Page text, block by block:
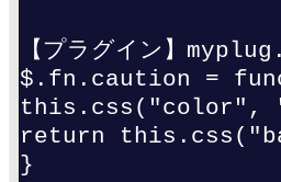
【プラグイン】
$.fn.caution =
this.css("color",
return
}